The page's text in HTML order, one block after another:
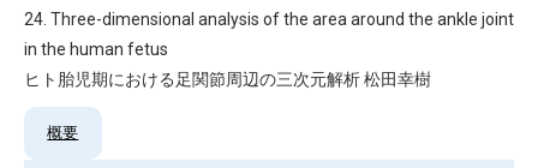
24. Three-dimensional analysis of the area around the ankle joint
in the human fetus
ヒト胎児期における足関節周辺の三次元解析 松田幸樹
概要